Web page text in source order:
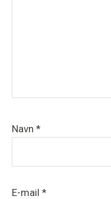
Navn *
E-mail *